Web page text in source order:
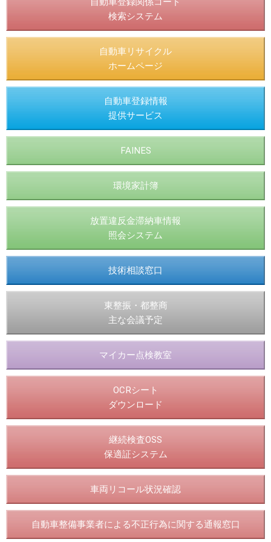
検索システム
自動車リサイクル
ホームページ
自動車登録情報
提供サービス
FAINES
環境家計簿
放置違反金滞納車情報
照会システム
技術相談窓口
東整振・都整商
主な会議予定
マイカー点検教室
OCRシート
ダウンロード
継続検査OSS
保適証システム
車両リコール状況確認
自動車整備事業者による不正行為に関する通報窓口